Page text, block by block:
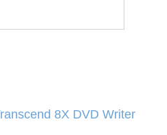
8X DVD Writer